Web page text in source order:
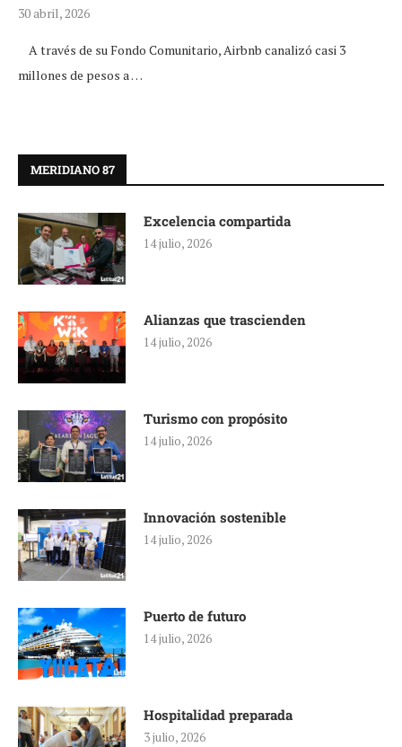
30 abril, 2026
A través de su Fondo Comunitario, Airbnb canalizó casi 3
millones de pesos a …
MERIDIANO 87
Excelencia compartida
14 julio, 2026
Alianzas que trascienden
14 julio, 2026
Turismo con propósito
14 julio, 2026
Innovación sostenible
14 julio, 2026
Puerto de futuro
14 julio, 2026
Hospitalidad preparada
3 julio, 2026